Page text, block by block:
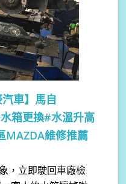
汽車】馬自
箱更換#水溫升高
MAZDA維修推薦
，立即駛回車廠檢